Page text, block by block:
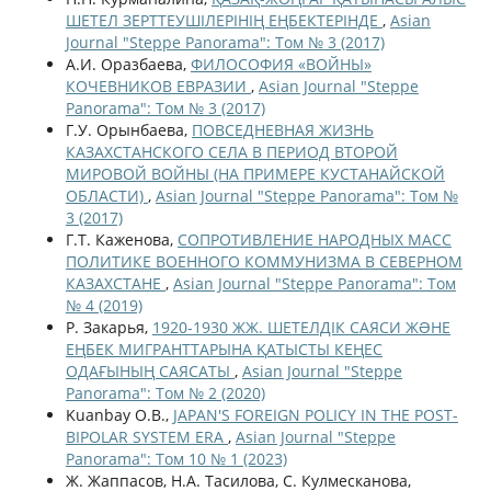
ШЕТЕЛ ЗЕРТТЕУШІЛЕРІНІҢ ЕҢБЕКТЕРІНДЕ , Asian
Journal "Steppe Panorama": Том № 3 (2017)
А.И. Оразбаева, ФИЛОСОФИЯ «ВОЙНЫ»
КОЧЕВНИКОВ ЕВРАЗИИ , Asian Journal "Steppe
Panorama": Том № 3 (2017)
Г.У. Орынбаева, ПОВСЕДНЕВНАЯ ЖИЗНЬ
КАЗАХСТАНСКОГО СЕЛА В ПЕРИОД ВТОРОЙ
МИРОВОЙ ВОЙНЫ (НА ПРИМЕРЕ КУСТАНАЙСКОЙ
ОБЛАСТИ) , Asian Journal "Steppe Panorama": Том №
3 (2017)
Г.Т. Каженова, СОПРОТИВЛЕНИЕ НАРОДНЫХ МАСС
ПОЛИТИКЕ ВОЕННОГО КОММУНИЗМА В СЕВЕРНОМ
КАЗАХСТАНЕ , Asian Journal "Steppe Panorama": Том
№ 4 (2019)
Р. Закарья, 1920-1930 ЖЖ. ШЕТЕЛДІК САЯСИ ЖƏНЕ
ЕҢБЕК МИГРАНТТАРЫНА ҚАТЫСТЫ КЕҢЕС
ОДАҒЫНЫҢ САЯСАТЫ , Asian Journal "Steppe
Panorama": Том № 2 (2020)
Kuanbay O.B., JAPAN'S FOREIGN POLICY IN THE POST-
BIPOLAR SYSTEM ERA , Asian Journal "Steppe
Panorama": Том 10 № 1 (2023)
Ж. Жаппасов, Н.А. Тасилова, С. Кулмесканова,